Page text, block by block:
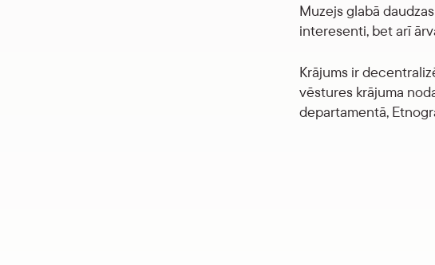
Muzejs glabā
interesenti, bet arī
Krājums ir
vēstures krājuma
departamentā,